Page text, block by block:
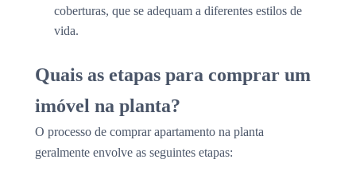
coberturas, que se adequam a diferentes estilos de
vida.
Quais as etapas para comprar um
imóvel na planta?
O processo de comprar apartamento na planta
geralmente envolve as seguintes etapas: